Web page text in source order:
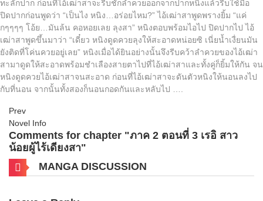
ทะลักปาก ก่อนที่ไอ้เฒ่าสาจะรีบชักลำควยออกจากปากหนิงแล้วรีบใช้มือ
ปิดปากก่อนพูดว่า “เป็นไง หนิง…อร่อยไหม?” ไอ้เฒ่าสาพูดพรางยิ้ม “แค่
กๆๆๆๆ โอ้ย…มันล้น คอหอยเลย ลุงสา” หนิงตอบพร้อมไอไป ปิดปากไป ไอ้
เฒ่าสาพูดขึ้นมาว่า “เดี๋ยว หนิงดูดควยลุงให้สะอาดหน่อยซิ เนี่ยน้ำเงื่ยนมัน
ยังติดที่โค่นควยอยู่เลย” หนิงเมื่อได้ยินอย่างนั้นจึงรีบคว้าลำควยของไอ้เฒ่า
สามาดูดให้สะอาดพร้อมชำเลืองสายตาไปที่ไอ้เฒ่าสาและทั้งคู่ก็ยิ้มให้กัน จน
หนิงดูดควยไอ้เฒ่าสาจนสะอาด ก่อนที่ไอ้เฒ่าสาจะดันตัวหนิงให้นอนลงไป
กับที่นอน จากนั้นทั้งสองก็นอนกอดกันและหลับไป ….
Prev
Novel Info
Comments for chapter "ภาค 2 ตอนที่ 3 เรอิ สาว
น้อยผู้ไร้เดียงสา"
MANGA DISCUSSION